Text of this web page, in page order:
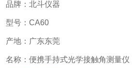
品牌：北斗仪器
型号：CA60
产地：广东东莞
名称：便携手持式光学接触角测量仪